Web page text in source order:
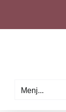
Menj...